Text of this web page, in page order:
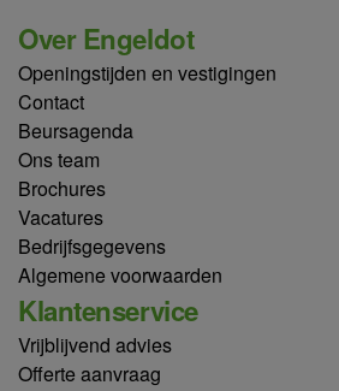
Over Engeldot
Openingstijden en vestigingen
Contact
Beursagenda
Ons team
Brochures
Vacatures
Bedrijfsgegevens
Algemene voorwaarden
Klantenservice
Vrijblijvend advies
Offerte aanvraag